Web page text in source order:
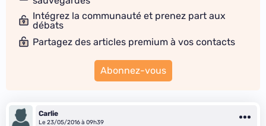
Intégrez la communauté et prenez part aux
débats
Partagez des articles premium à vos contacts
Abonnez-vous
Carlie
Le 23/05/2016 à 09h39